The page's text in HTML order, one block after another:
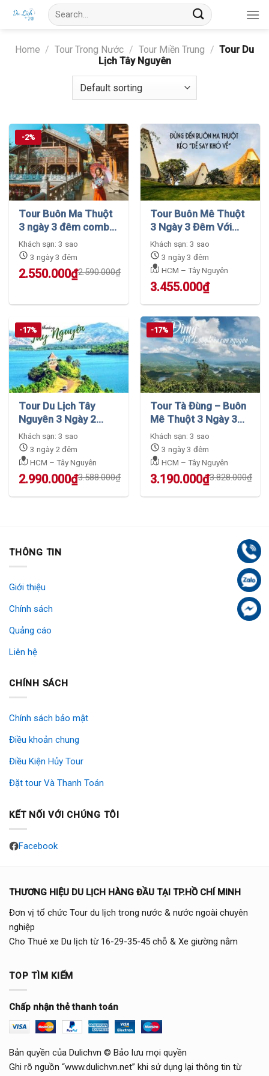
Skip
Search
for:
Home / Tour Trong Nước / Tour Miền Trung / Tour Du
Lịch Tây Nguyên
-2%
Tour Buôn Ma Thuột
3 ngày 3 đêm combo
bao trọn gói giá cực
rẻ
Khách sạn: 3 sao
3 ngày 3 đêm
2.590.000₫
Original
2.590.000₫.
2.550.000₫
Current
2.550.000₫.
Tour Buôn Mê Thuột
3 Ngày 3 Đêm Với
Những Khám Phá Kỳ
Diệu
Khách sạn: 3 sao
3 ngày 3 đêm
HCM – Tây Nguyên
3.455.000₫
-17%
Tour Du Lịch Tây
Nguyên 3 Ngày 2
Đêm – Hành Trình
Mới
Khách sạn: 3 sao
3 ngày 2 đêm
HCM – Tây Nguyên
3.588.000₫
Original
2.990.000₫
Current
-17%
Tour Tà Đùng – Buôn
Mê Thuột 3 Ngày 3
Đêm – Bao Trọn Gói
Khách sạn: 3 sao
3 ngày 3 đêm
HCM – Tây Nguyên
3.828.000₫
Original
3.190.000₫
Current
THÔNG TIN
Giới thiệu
Chính sách
Quảng cáo
Liên hệ
CHÍNH SÁCH
Chính sách bảo mật
Điều khoản chung
Điều Kiện Hủy Tour
Đặt tour Và Thanh Toán
KẾT NỐI VỚI CHÚNG TÔI
Facebook
THƯƠNG HIỆU DU LỊCH HÀNG ĐẦU TẠI TP.HỒ CHÍ MINH
Đơn vị tổ chức Tour du lịch trong nước & nước ngoài chuyên
nghiệp
Cho Thuê xe Du lịch từ 16-29-35-45 chỗ & Xe giường nằm
TOP TÌM KIẾM
Chấp nhận thẻ thanh toán
Bản quyền của Dulichvn © Bảo lưu mọi quyền
Ghi rõ nguồn “www.dulichvn.net” khi sử dụng lại thông tin từ